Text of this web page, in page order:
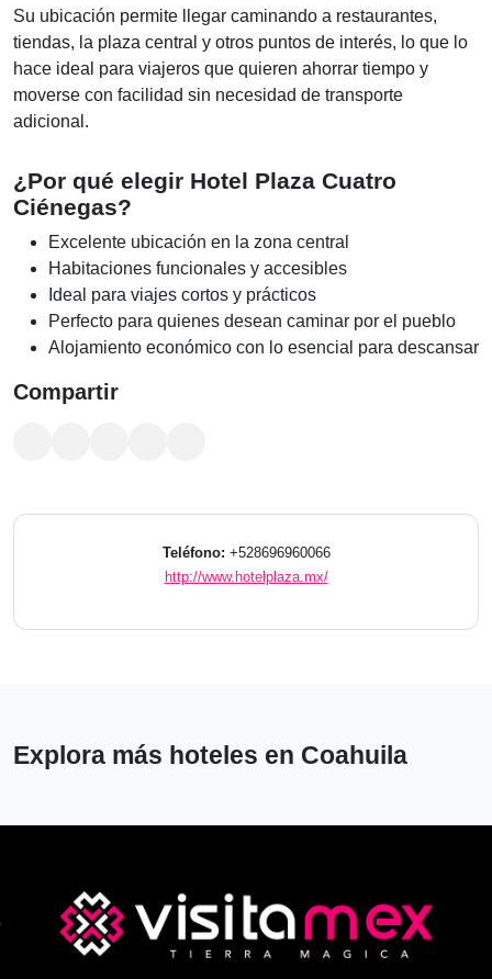
Su ubicación permite llegar caminando a restaurantes,
tiendas, la plaza central y otros puntos de interés, lo que lo
hace ideal para viajeros que quieren ahorrar tiempo y
moverse con facilidad sin necesidad de transporte
adicional.
¿Por qué elegir Hotel Plaza Cuatro
Ciénegas?
Excelente ubicación en la zona central
Habitaciones funcionales y accesibles
Ideal para viajes cortos y prácticos
Perfecto para quienes desean caminar por el pueblo
Alojamiento económico con lo esencial para descansar
Compartir
Teléfono: +528696960066
http://www.hotelplaza.mx/
Explora más hoteles en Coahuila